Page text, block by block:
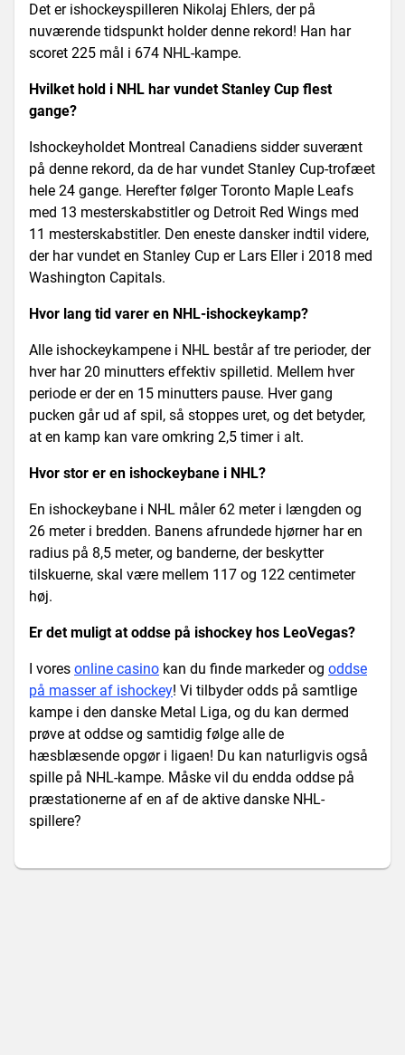
Det er ishockeyspilleren Nikolaj Ehlers, der på
nuværende tidspunkt holder denne rekord! Han har
scoret 225 mål i 674 NHL-kampe.
Hvilket hold i NHL har vundet Stanley Cup flest
gange?
Ishockeyholdet Montreal Canadiens sidder suverænt
på denne rekord, da de har vundet Stanley Cup-trofæet
hele 24 gange. Herefter følger Toronto Maple Leafs
med 13 mesterskabstitler og Detroit Red Wings med
11 mesterskabstitler. Den eneste dansker indtil videre,
der har vundet en Stanley Cup er Lars Eller i 2018 med
Washington Capitals.
Hvor lang tid varer en NHL-ishockeykamp?
Alle ishockeykampene i NHL består af tre perioder, der
hver har 20 minutters effektiv spilletid. Mellem hver
periode er der en 15 minutters pause. Hver gang
pucken går ud af spil, så stoppes uret, og det betyder,
at en kamp kan vare omkring 2,5 timer i alt.
Hvor stor er en ishockeybane i NHL?
En ishockeybane i NHL måler 62 meter i længden og
26 meter i bredden. Banens afrundede hjørner har en
radius på 8,5 meter, og banderne, der beskytter
tilskuerne, skal være mellem 117 og 122 centimeter
høj.
Er det muligt at oddse på ishockey hos LeoVegas?
I vores online casino kan du finde markeder og oddse
på masser af ishockey! Vi tilbyder odds på samtlige
kampe i den danske Metal Liga, og du kan dermed
prøve at oddse og samtidig følge alle de
hæsblæsende opgør i ligaen! Du kan naturligvis også
spille på NHL-kampe. Måske vil du endda oddse på
præstationerne af en af de aktive danske NHL-
spillere?